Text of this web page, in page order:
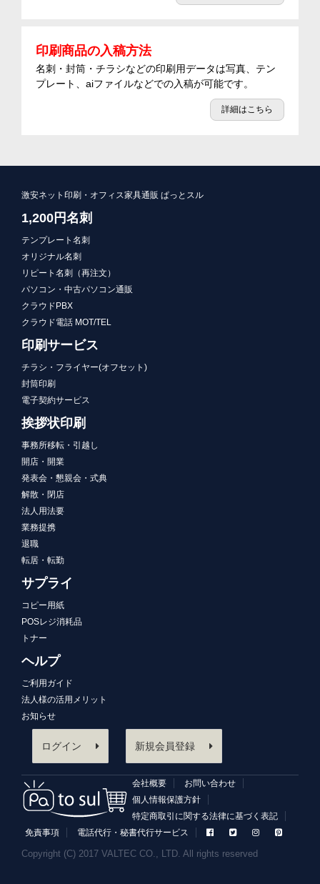
印刷商品の入稿方法
名刺・封筒・チラシなどの印刷用データは写真、テン
プレート、aiファイルなどでの入稿が可能です。
詳細はこちら
激安ネット印刷・オフィス家具通販 ぱっとスル
1,200円名刺
テンプレート名刺
オリジナル名刺
リピート名刺（再注文）
パソコン・中古パソコン通販
クラウドPBX
クラウド電話 MOT/TEL
印刷サービス
チラシ・フライヤー(オフセット)
封筒印刷
電子契約サービス
挨拶状印刷
事務所移転・引越し
開店・開業
発表会・懇親会・式典
解散・閉店
法人用法要
業務提携
退職
転居・転勤
サプライ
コピー用紙
POSレジ消耗品
トナー
ヘルプ
ご利用ガイド
法人様の活用メリット
お知らせ
ログイン 新規会員登録
会社概要
お問い合わせ
個人情報保護方針
特定商取引に関する法律に基づく表記
免責事項
電話代行・秘書代行サービス
Copyright (C) 2017 VALTEC CO., LTD. All rights reserved